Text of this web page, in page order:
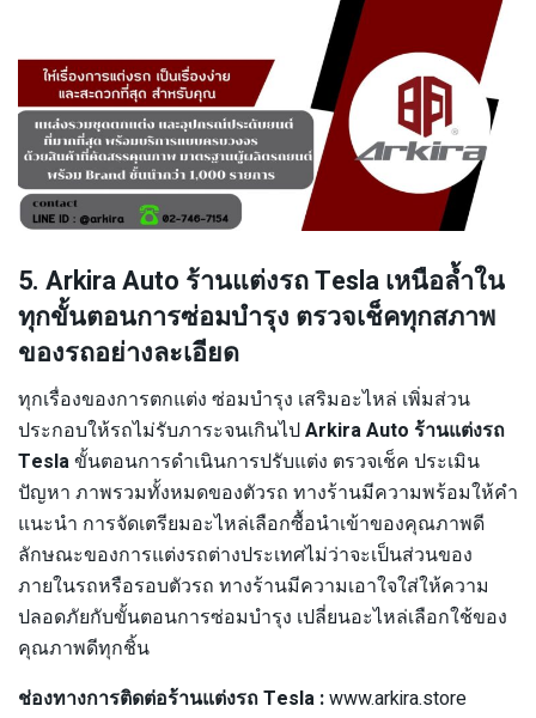
5. Arkira Auto ร้านแต่งรถ Tesla เหนือล้ำใน
ทุกขั้นตอนการซ่อมบำรุง ตรวจเช็คทุกสภาพ
ของรถอย่างละเอียด
ทุกเรื่องของการตกแต่ง ซ่อมบำรุง เสริมอะไหล่ เพิ่มส่วน
ประกอบให้รถไม่รับภาระจนเกินไปArkira Auto ร้านแต่งรถ
Teslaขั้นตอนการดำเนินการปรับแต่ง ตรวจเช็ค ประเมิน
ปัญหา ภาพรวมทั้งหมดของตัวรถ ทางร้านมีความพร้อมให้คำ
แนะนำ การจัดเตรียมอะไหล่เลือกซื้อนำเข้าของคุณภาพดี
ลักษณะของการแต่งรถต่างประเทศไม่ว่าจะเป็นส่วนของ
ภายในรถหรือรอบตัวรถ ทางร้านมีความเอาใจใส่ให้ความ
ปลอดภัยกับขั้นตอนการซ่อมบำรุง เปลี่ยนอะไหล่เลือกใช้ของ
คุณภาพดีทุกชิ้น
ช่องทางการติดต่อร้านแต่งรถ Tesla :www.arkira.store